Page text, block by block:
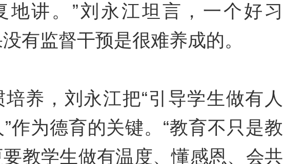
地讲。”刘永江坦言，一个好习
有监督干预是很难养成的。
培养，刘永江把“引导学生做有人
作为德育的关键。“教育不只是教
教学生做有温度、懂感恩、会共